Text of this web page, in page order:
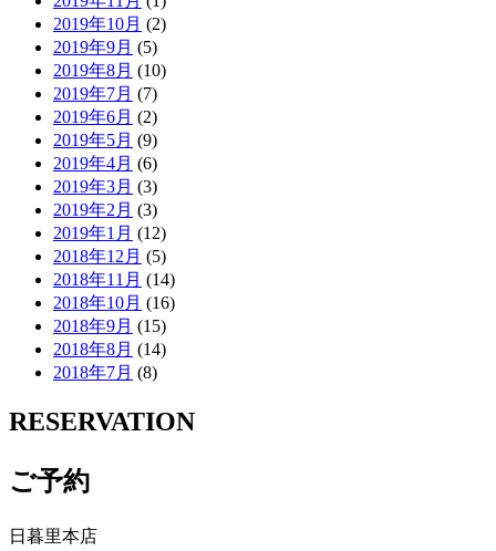
2019年10月 (2)
2019年9月 (5)
2019年8月 (10)
2019年7月 (7)
2019年6月 (2)
2019年5月 (9)
2019年4月 (6)
2019年3月 (3)
2019年2月 (3)
2019年1月 (12)
2018年12月 (5)
2018年11月 (14)
2018年10月 (16)
2018年9月 (15)
2018年8月 (14)
2018年7月 (8)
RESERVATION
ご予約
日暮里本店